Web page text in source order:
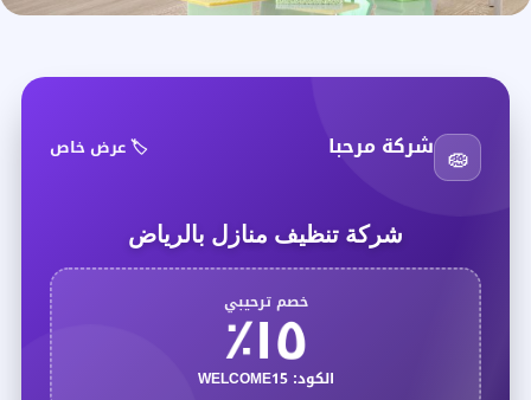
🧽 شركة مرحبا 🏷️ عرض خاص
شركة تنظيف منازل بالرياض
خصم ترحيبي
١٥٪الكود: WELCOME15